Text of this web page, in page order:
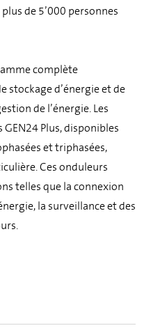
de 5’000 personnes
complète
stockage d’énergie et de
de l’énergie. Les
Plus, disponibles
et triphasées,
Ces onduleurs
telles que la connexion
la surveillance et des